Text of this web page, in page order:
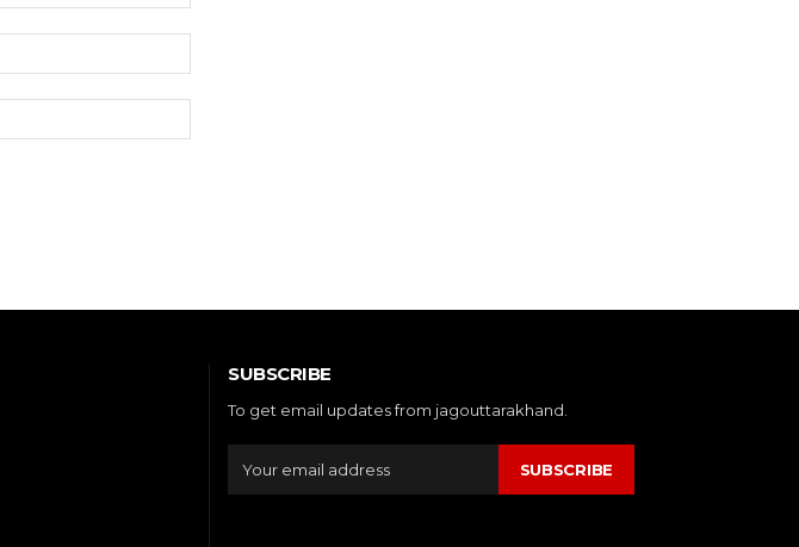
SUBSCRIBE
To get email updates from jagouttarakhand.
SUBSCRIBE